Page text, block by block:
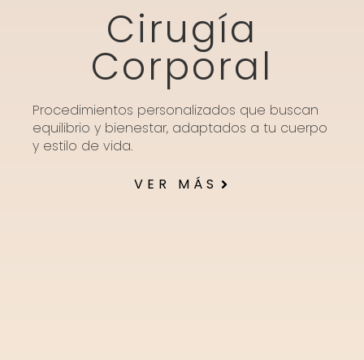
Cirugía
Corporal
Procedimientos personalizados que buscan
equilibrio y bienestar, adaptados a tu cuerpo
y estilo de vida.
VER MÁS